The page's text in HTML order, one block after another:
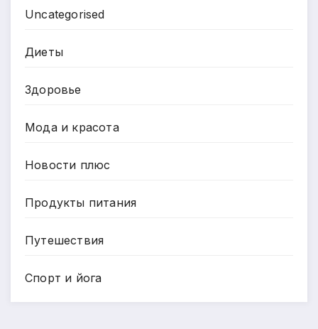
Uncategorised
Диеты
Здоровье
Мода и красота
Новости плюс
Продукты питания
Путешествия
Спорт и йога